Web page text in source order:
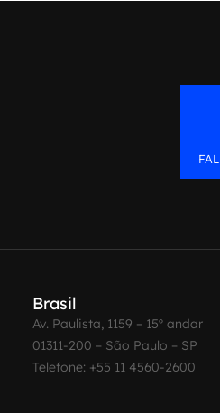
Brasil
Av. Paulista, 1159 – 15º andar
01311-200 – São Paulo – SP
Telefone: +55 11 4560-2600